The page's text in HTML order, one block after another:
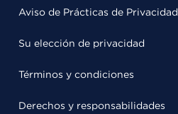
Aviso de Prácticas de Privacidad
Su elección de privacidad
Términos y condiciones
Derechos y responsabilidades